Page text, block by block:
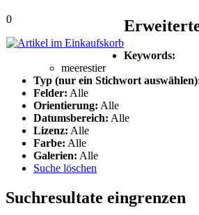
0
Keywords:
meerestier
Typ (nur ein Stichwort
Felder: Alle
Orientierung: Alle
Datumsbereich: Alle
Lizenz: Alle
Farbe: Alle
Galerien: Alle
Suche löschen
Suchresultate eingrenzen